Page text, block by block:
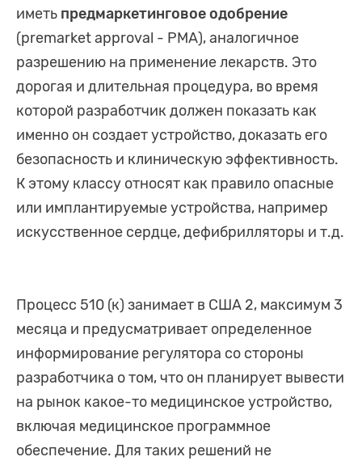
иметь предмаркетинговое одобрение
(premarket approval - PMA), аналогичное
разрешению на применение лекарств. Это
дорогая и длительная процедура, во время
которой разработчик должен показать как
именно он создает устройство, доказать его
безопасность и клиническую эффективность.
К этому классу относят как правило опасные
или имплантируемые устройства, например
искусственное сердце, дефибрилляторы и т.д.
Процесс 510 (к) занимает в США 2, максимум 3
месяца и предусматривает определенное
информирование регулятора со стороны
разработчика о том, что он планирует вывести
на рынок какое-то медицинское устройство,
включая медицинское программное
обеспечение. Для таких решений не